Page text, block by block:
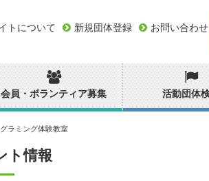
トについて 新規団体登録
お問い合わせ
会員・ボランティア募集 活動団体
ラミング体験教室
ト情報